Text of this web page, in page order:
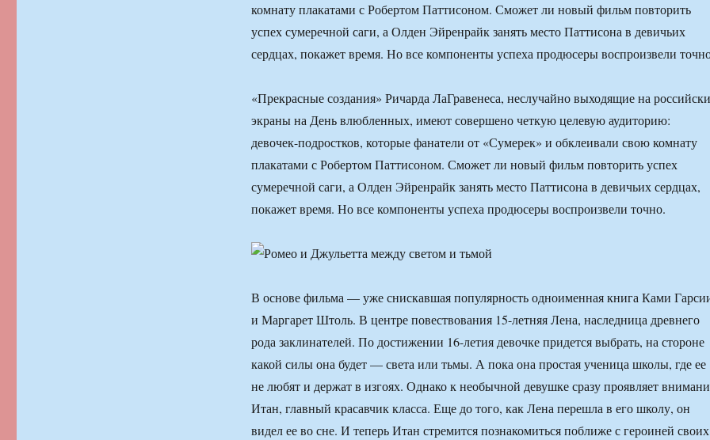
комнату плакатами с Робертом Паттисоном. Сможет ли новый фильм повторить
успех сумеречной саги, а Олден Эйренрайк занять место Паттисона в девичьих
сердцах, покажет время. Но все компоненты успеха продюсеры воспроизвели
«Прекрасные создания» Ричарда ЛаГравенеса, неслучайно выходящие на
экраны на День влюбленных, имеют совершено четкую целевую аудиторию:
девочек-подростков, которые фанатели от «Сумерек» и обклеивали свою комнату
плакатами с Робертом Паттисоном. Сможет ли новый фильм повторить успех
сумеречной саги, а Олден Эйренрайк занять место Паттисона в девичьих сердцах,
покажет время. Но все компоненты успеха продюсеры воспроизвели точно.
В основе фильма — уже снискавшая популярность одноименная книга Ками
и Маргарет Штоль. В центре повествования 15-летняя Лена, наследница древнего
рода заклинателей. По достижении 16-летия девочке придется выбрать, на стороне
какой силы она будет — света или тьмы. А пока она простая ученица школы, где ее
не любят и держат в изгоях. Однако к необычной девушке сразу проявляет
Итан, главный красавчик класса. Еще до того, как Лена перешла в его школу, он
видел ее во сне. И теперь Итан стремится познакомиться поближе с героиней своих